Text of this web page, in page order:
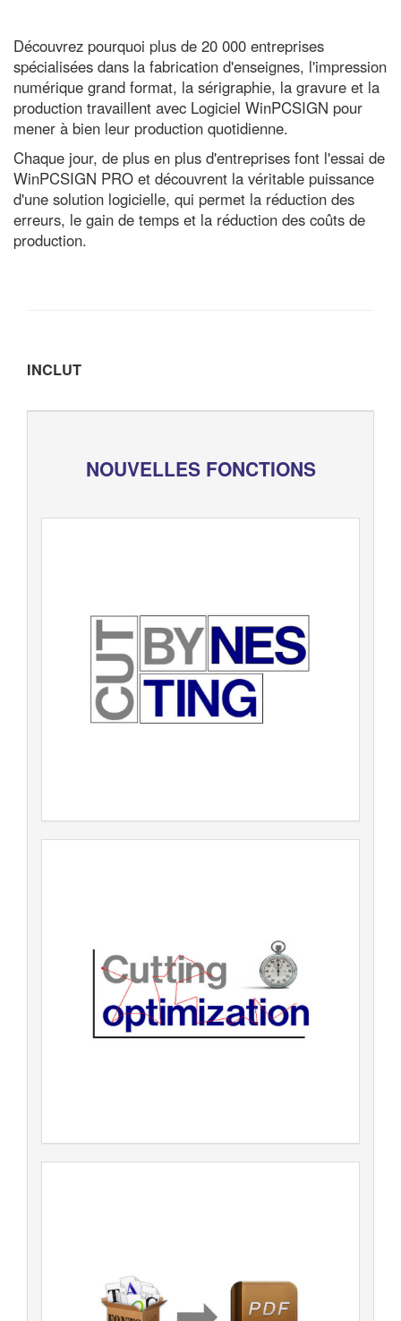
Découvrez pourquoi plus de 20 000 entreprises
spécialisées dans la fabrication d'enseignes, l'impression
numérique grand format, la sérigraphie, la gravure et la
production travaillent avec Logiciel WinPCSIGN pour
mener à bien leur production quotidienne.
Chaque jour, de plus en plus d'entreprises font l'essai de
WinPCSIGN PRO et découvrent la véritable puissance
d'une solution logicielle, qui permet la réduction des
erreurs, le gain de temps et la réduction des coûts de
production.
INCLUT
NOUVELLES FONCTIONS